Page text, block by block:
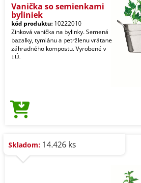
Vanička so semienkami
byliniek
kód produktu: 10222010
Zinková vanička na bylinky. Semená
bazalky, tymiánu a petržlenu vrátane
záhradného kompostu. Vyrobené v
EÚ.
Skladom: 14.426 ks